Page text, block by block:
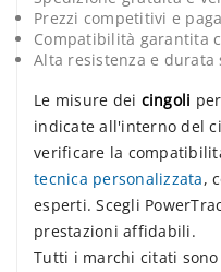
Prezzi competitivi e
Compatibilità garantita
Alta resistenza e durata
Le misure dei cingoli
indicate all'interno del
verificare la
tecnica personalizzata,
esperti. Scegli
prestazioni affidabili.
Tutti i marchi citati